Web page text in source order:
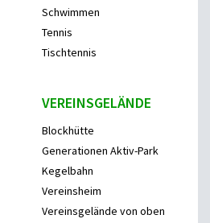
Schwimmen
Tennis
Tischtennis
VEREINSGELÄNDE
Blockhütte
Generationen Aktiv-Park
Kegelbahn
Vereinsheim
Vereinsgelände von oben